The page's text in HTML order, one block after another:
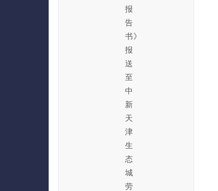
报
告
书》
报
送
至
中
新
天
津
生
态
城
劳